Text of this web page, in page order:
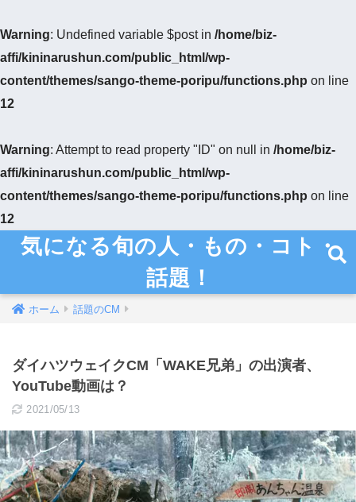
Warning: Undefined variable $post in /home/biz-
affi/kininarushun.com/public_html/wp-
content/themes/sango-theme-poripu/functions.php on line
12
Warning: Attempt to read property "ID" on null in /home/biz-
affi/kininarushun.com/public_html/wp-
content/themes/sango-theme-poripu/functions.php on line
12
気になる旬の人・もの・コト・
話題！
ホーム 話題のCM
ダイハツウェイクCM「WAKE兄弟」の出演者、
YouTube動画は？
2021/05/13